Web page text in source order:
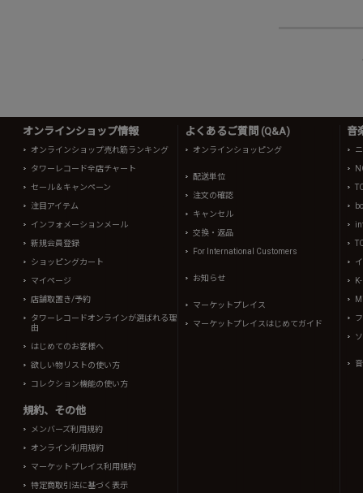
オンラインショップ情報
オンラインショップ売れ筋ランキング
タワーレコード全店チャート
セール＆キャンペーン
注目アイテム
インフォメーションメール
新規会員登録
ショッピングカート
マイページ
店舗取置き/予約
タワーレコードオンラインが選ばれる理
由
はじめてのお客様へ
欲しい物リストの使い方
コレクション機能の使い方
規約、その他
メンバーズ利用規約
オンライン利用規約
マーケットプレイス利用規約
特定商取引法に基づく表示
よくあるご質問 (Q&A)
オンラインショッピング
配送単位
注文の確認
キャンセル
交換・返品
For International Customers
お知らせ
マーケットプレイス
マーケットプレイスはじめてガイド
音